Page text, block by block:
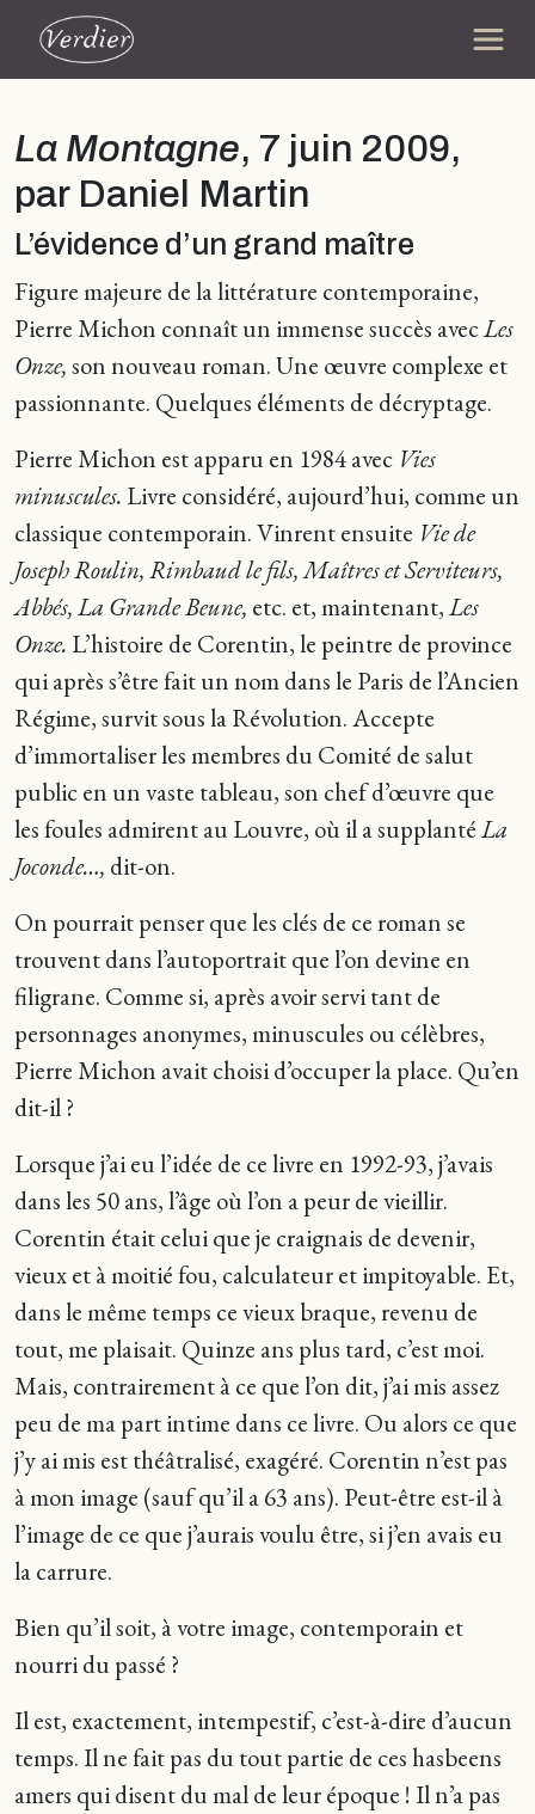
La Montagne, 7 juin 2009,
par Daniel Martin
L’évidence d’un grand maître
Figure majeure de la littérature contemporaine,
Pierre Michon connaît un immense succès avecLes
Onze,son nouveau roman. Une œuvre complexe et
passionnante. Quelques éléments de décryptage.
Pierre Michon est apparu en 1984 avec Vies
minuscules. Livre considéré, aujourd’hui, comme un
classique contemporain. Vinrent ensuite Vie de
Joseph Roulin, Rimbaud le fils, Maîtres et Serviteurs,
Abbés, La Grande Beune, etc. et, maintenant,Les
Onze. L’histoire de Corentin, le peintre de province
qui après s’être fait un nom dans le Paris de l’Ancien
Régime, survit sous la Révolution. Accepte
d’immortaliser les membres du Comité de salut
public en un vaste tableau, son chef d’œuvre que
les foules admirent au Louvre, où il a supplantéLa
Joconde…, dit-on.
On pourrait penser que les clés de ce roman se
trouvent dans l’autoportrait que l’on devine en
filigrane. Comme si, après avoir servi tant de
personnages anonymes, minuscules ou célèbres,
Pierre Michon avait choisi d’occuper la place. Qu’en
dit-il ?
Lorsque j’ai eu l’idée de ce livre en 1992-93, j’avais
dans les 50 ans, l’âge où l’on a peur de vieillir.
Corentin était celui que je craignais de devenir,
vieux et à moitié fou, calculateur et impitoyable. Et,
dans le même temps ce vieux braque, revenu de
tout, me plaisait. Quinze ans plus tard, c’est moi.
Mais, contrairement à ce que l’on dit, j’ai mis assez
peu de ma part intime dans ce livre. Ou alors ce que
j’y ai mis est théâtralisé, exagéré. Corentin n’est pas
à mon image (sauf qu’il a 63 ans). Peut-être est-il à
l’image de ce que j’aurais voulu être, si j’en avais eu
la carrure.
Bien qu’il soit, à votre image, contemporain et
nourri du passé ?
Il est, exactement, intempestif, c’est-à-dire d’aucun
temps. Il ne fait pas du tout partie de ces hasbeens
amers qui disent du mal de leur époque ! Il n’a pas